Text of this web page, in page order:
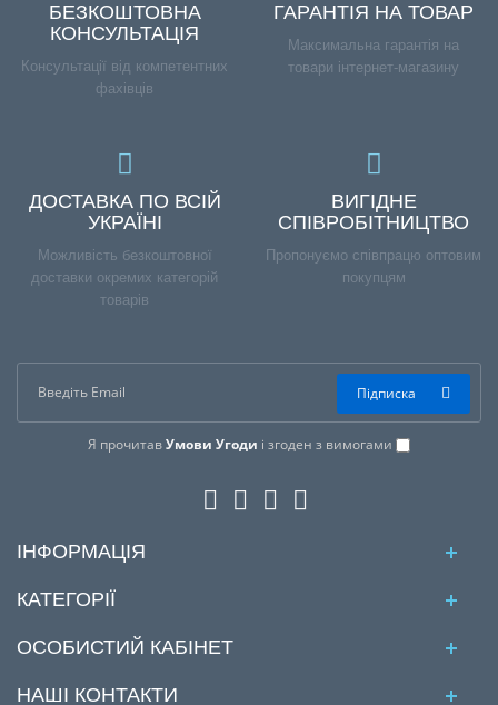
БЕЗКОШТОВНА
КОНСУЛЬТАЦІЯ
Консультації від компетентних
фахівців
ГАРАНТІЯ НА ТОВАР
Максимальна гарантія на
товари інтернет-магазину
ДОСТАВКА ПО ВСІЙ
УКРАЇНІ
Можливість безкоштовної
доставки окремих категорій
товарів
ВИГІДНЕ
СПІВРОБІТНИЦТВО
Пропонуємо співпрацю оптовим
покупцям
Я прочитавУмови Угоди і згоден з вимогами
Підписка
ІНФОРМАЦІЯ
КАТЕГОРІЇ
ОСОБИСТИЙ КАБІНЕТ
НАШІ КОНТАКТИ